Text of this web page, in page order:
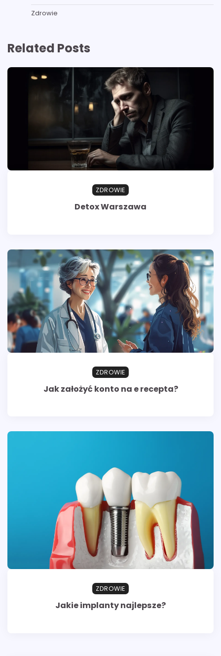
Zdrowie
Related Posts
ZDROWIE
Detox Warszawa
ZDROWIE
Jak założyć konto na e recepta?
ZDROWIE
Jakie implanty najlepsze?